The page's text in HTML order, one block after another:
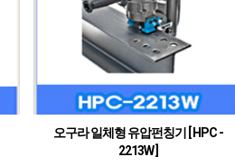
오구라 일체형 유압펀칭기 [ HPC -
2213W ]